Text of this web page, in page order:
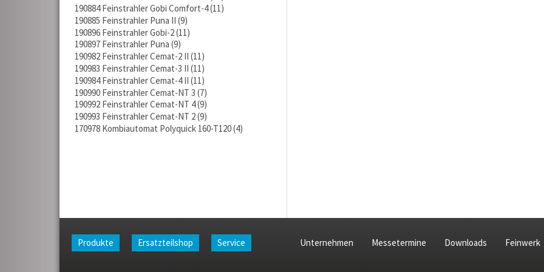
190884 Feinstrahler Gobi Comfort-4 11
190885 Feinstrahler Puna II 9
190896 Feinstrahler Gobi-2 11
190897 Feinstrahler Puna 9
190982 Feinstrahler Cemat-2 II 11
190983 Feinstrahler Cemat-3 II 11
190984 Feinstrahler Cemat-4 II 11
190990 Feinstrahler Cemat-NT 3 7
190992 Feinstrahler Cemat-NT 4 9
190993 Feinstrahler Cemat-NT 2 9
170978 Kombiautomat Polyquick 160-T120 4
Produkte Ersatzteilshop Service Unternehmen Messetermine Downloads Feinwerk